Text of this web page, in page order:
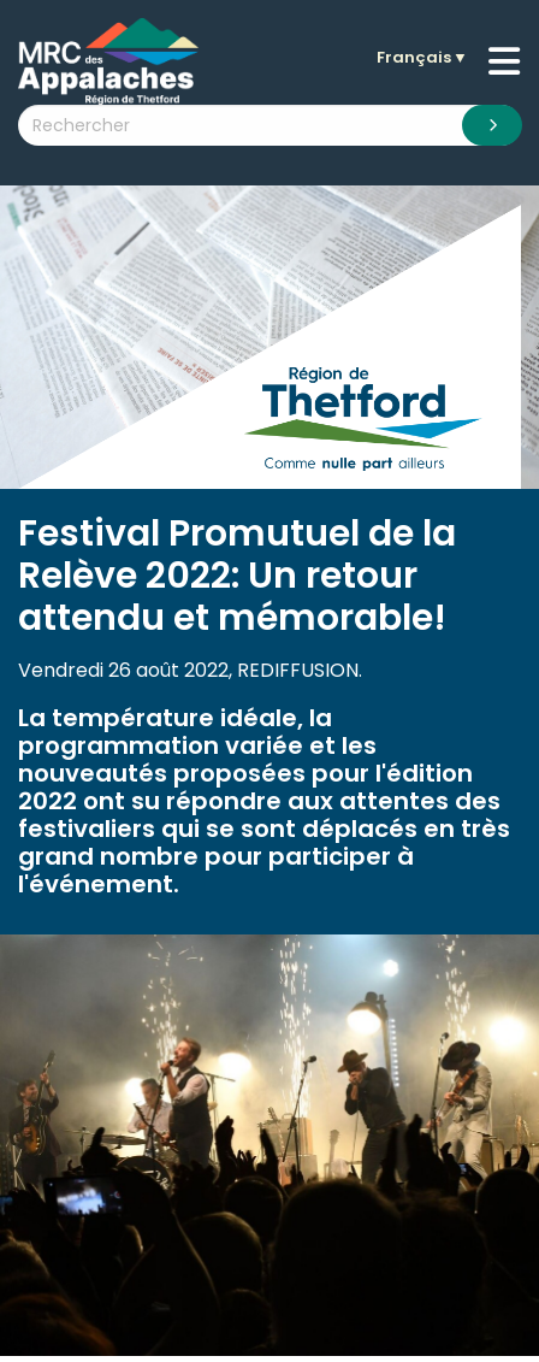
submenu (La MRC )
submenu (Citoyens )
submenu (Visiteurs )
submenu (Nouvelles )
submenu (Documentation )
Français▼
Festival Promutuel de la
Relève 2022: Un retour
attendu et mémorable!
Vendredi 26 août 2022, REDIFFUSION.
La température idéale, la
programmation variée et les
nouveautés proposées pour l'édition
2022 ont su répondre aux attentes des
festivaliers qui se sont déplacés en très
grand nombre pour participer à
l'événement.